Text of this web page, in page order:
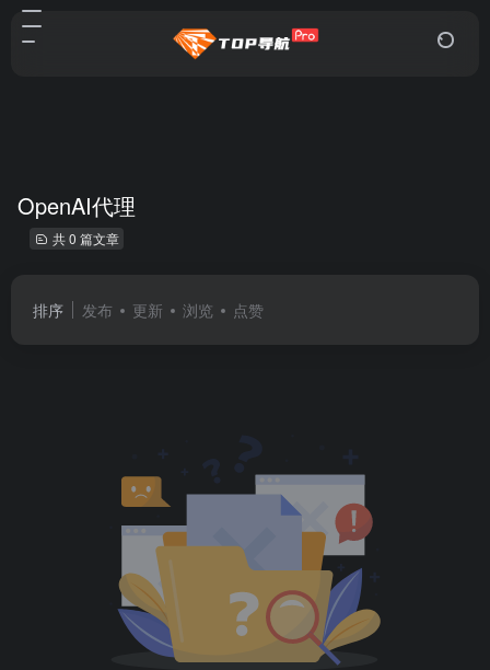
OpenAI代理
共 0 篇文章
排序 发布 更新 浏览 点赞